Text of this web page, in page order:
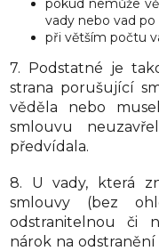
pokud nemůže
vady nebo vad po
při větším počtu
7. Podstatné je
strana porušující
věděla nebo
smlouvu
předvídala.
8. U vady, která
smlouvy (bez
odstranitelnou či
nárok na